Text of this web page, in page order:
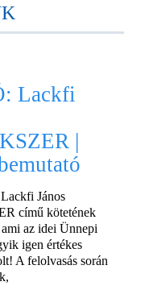
Lackfi
|
János
című kötetének
az idei Ünnepi
igen értékes
A felolvasás során